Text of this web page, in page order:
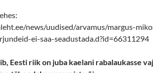
news/uudised/arvamus/margus-
ei-saa-seadustada.d?id=66311294
Eesti riik on juba kaelani rabalaukasse